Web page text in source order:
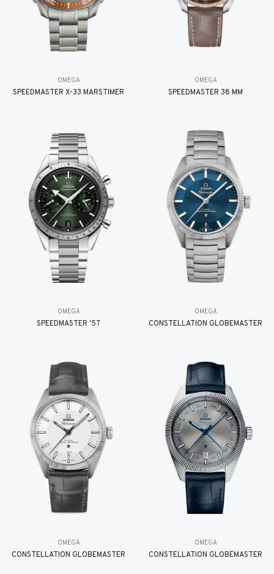
OMEGA
SPEEDMASTER X-33 MARSTIMER
OMEGA
SPEEDMASTER 38 MM
OMEGA
SPEEDMASTER '57
OMEGA
CONSTELLATION GLOBEMASTER
OMEGA
CONSTELLATION GLOBEMASTER
OMEGA
CONSTELLATION GLOBEMASTER